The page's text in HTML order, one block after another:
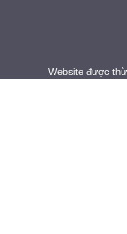
Website được